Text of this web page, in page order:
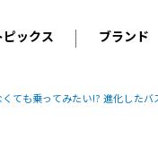
ピックス
ース
ブランド
輸入車
ても乗ってみたい!? 進化した